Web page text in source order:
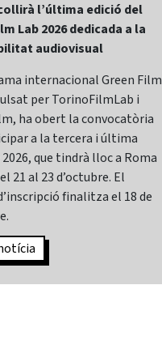
l’última edició del
Lab 2026 dedicada a la
audiovisual
internacional Green Film
per TorinoFilmLab i
ha obert la convocatòria
a la tercera i última
que tindrà lloc a Roma
21 al 23 d’octubre. El
finalitza el 18 de